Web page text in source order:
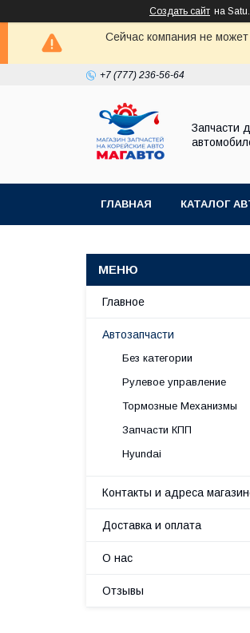
Создать сайт на
Сейчас компания не
+7 (777) 236-56-64
Запчасти
ГЛАВНАЯ КАТАЛОГ
Главное
Автозапчасти
Без категории
Рулевое управление
Тормозные Механизмы
Запчасти КПП
Hyundai
Контакты и адреса
Доставка и оплата
О нас
Отзывы